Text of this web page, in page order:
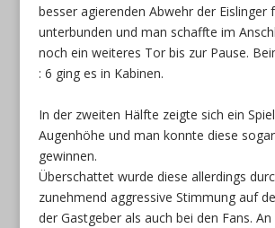
besser agierenden Abwehr der Eislinger
unterbunden und man schaffte im
noch ein weiteres Tor bis zur Pause.
: 6 ging es in Kabinen.
In der zweiten Hälfte zeigte sich ein
Augenhöhe und man konnte diese
gewinnen.
Überschattet wurde diese allerdings
zunehmend aggressive Stimmung auf
der Gastgeber als auch bei den Fans.